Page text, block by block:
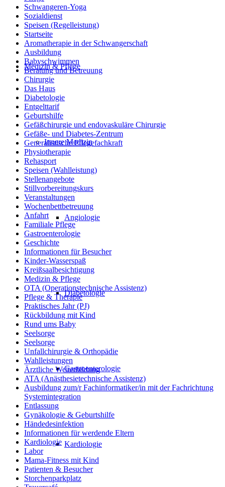
Medizin & Pflege
Innere Medizin
Angiologie
Diabetologie
Gastroenterologie
Kardiologie
Schwangeren-Yoga
Sozialdienst
Speisen (Regelleistung)
Startseite
Aromatherapie in der Schwangerschaft
Ausbildung
Babyschwimmen
Beratung und Betreuung
Chirurgie
Das Haus
Diabetologie
Entgelttarif
Geburtshilfe
Gefäßchirurgie und endovaskuläre Chirurgie
Gefäße- und Diabetes-Zentrum
Generalistische Pflegefachkraft
Physiotherapie
Rehasport
Speisen (Wahlleistung)
Stellenangebote
Stillvorbereitungskurs
Veranstaltungen
Wochenbettbetreuung
Anfahrt
Familiale Pflege
Gastroenterologie
Geschichte
Informationen für Besucher
Kinder-Wasserspaß
Kreißsaalbesichtigung
Medizin & Pflege
OTA (Operationstechnische Assistenz)
Pflege & Therapie
Praktisches Jahr (PJ)
Rückbildung mit Kind
Rund ums Baby
Seelsorge
Seelsorge
Unfallchirurgie & Orthopädie
Wahlleistungen
Ärztliche Weiterbildung
ATA (Anästhesietechnische Assistenz)
Ausbildung zum/r Fachinformatiker/in mit der Fachrichtung
Systemintegration
Entlassung
Gynäkologie & Geburtshilfe
Händedesinfektion
Informationen für werdende Eltern
Kardiologie
Labor
Mama-Fitness mit Kind
Patienten & Besucher
Storchenparkplatz